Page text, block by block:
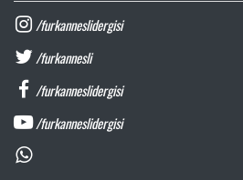
/furkanneslidergisi
/furkannesli
/furkanneslidergisi
/furkanneslidergisi